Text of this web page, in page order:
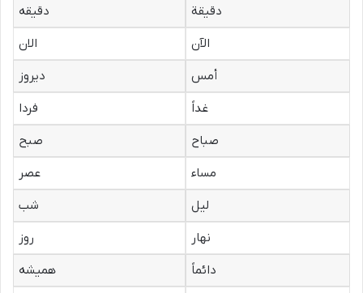
دقیقة
دقیقه
الآن
الان
أمس
دیروز
غداً
فردا
صباح
صبح
مساء
عصر
لیل
شب
نهار
روز
دائماً
همیشه